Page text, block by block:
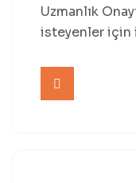
Uzmanlık
isteyenler için